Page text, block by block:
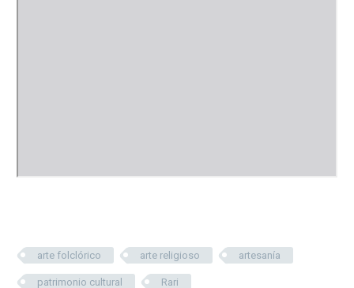
arte folclórico arte religioso artesanía
patrimonio cultural Rari